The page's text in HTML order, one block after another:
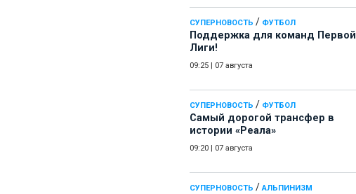
СУПЕРНОВОСТЬ / ФУТБОЛ
Поддержка для команд Первой
Лиги!
09:25 07 августа
СУПЕРНОВОСТЬ / ФУТБОЛ
Самый дорогой трансфер в
истории «Реала»
09:20 07 августа
СУПЕРНОВОСТЬ / АЛЬПИНИЗМ